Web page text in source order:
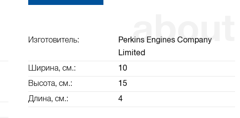
Изготовитель:
Perkins Engines Company
Limited
Ширина, см.: 10
Высота, см.: 15
Длина, см.: 4